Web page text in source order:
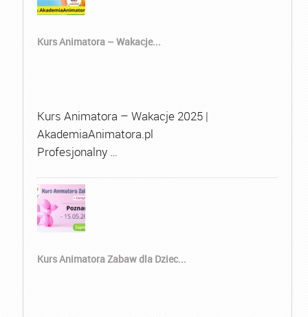
Kurs Animatora – Wakacje...
Kurs Animatora – Wakacje 2025 |
AkademiaAnimatora.pl
Profesjonalny …
Kurs Animatora Zabaw dla Dziec...